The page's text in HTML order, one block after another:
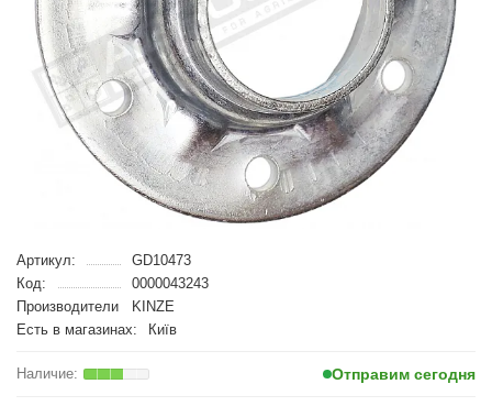
Артикул:
GD10473
Код:
0000043243
Производители
KINZE
Есть в магазинах:
Київ
Отправим сегодня